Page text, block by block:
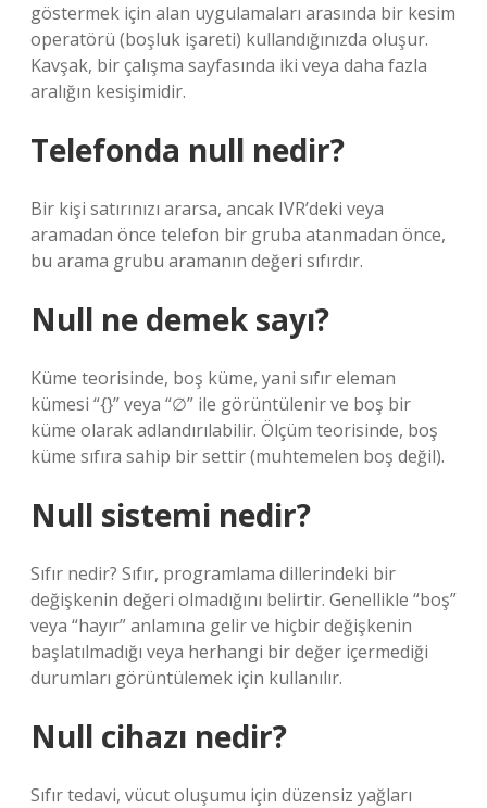
göstermek için alan uygulamaları arasında bir kesim
operatörü (boşluk işareti) kullandığınızda oluşur.
Kavşak, bir çalışma sayfasında iki veya daha fazla
aralığın kesişimidir.
Telefonda null nedir?
Bir kişi satırınızı ararsa, ancak IVR’deki veya
aramadan önce telefon bir gruba atanmadan önce,
bu arama grubu aramanın değeri sıfırdır.
Null ne demek sayı?
Küme teorisinde, boş küme, yani sıfır eleman
kümesi “{}” veya “∅” ile görüntülenir ve boş bir
küme olarak adlandırılabilir. Ölçüm teorisinde, boş
küme sıfıra sahip bir settir (muhtemelen boş değil).
Null sistemi nedir?
Sıfır nedir? Sıfır, programlama dillerindeki bir
değişkenin değeri olmadığını belirtir. Genellikle “boş”
veya “hayır” anlamına gelir ve hiçbir değişkenin
başlatılmadığı veya herhangi bir değer içermediği
durumları görüntülemek için kullanılır.
Null cihazı nedir?
Sıfır tedavi, vücut oluşumu için düzensiz yağları